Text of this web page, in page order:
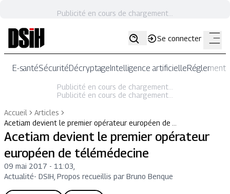
Publicité en cours de chargement...
Se connecter
E-santéSécuritéDécryptageIntelligence artificielle
Publicité en cours de chargement...
Publicité en cours de chargement...
Accueil
Articles
Acetiam devient le premier opérateur européen de …
Acetiam devient le premier opérateur
européen de télémédecine
09 mai 2017 - 11:03
Actualité- DSIH, Propos recueillis par Bruno Benque